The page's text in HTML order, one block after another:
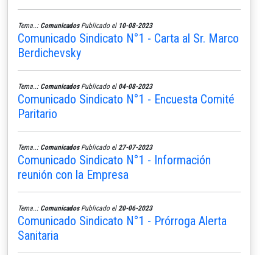
Tema..: ComunicadosPublicado el 10-08-2023
Comunicado Sindicato N°1 - Carta al Sr. Marco
Berdichevsky
Tema..: ComunicadosPublicado el 04-08-2023
Comunicado Sindicato N°1 - Encuesta Comité
Paritario
Tema..: ComunicadosPublicado el 27-07-2023
Comunicado Sindicato N°1 - Información
reunión con la Empresa
Tema..: ComunicadosPublicado el 20-06-2023
Comunicado Sindicato N°1 - Prórroga Alerta
Sanitaria